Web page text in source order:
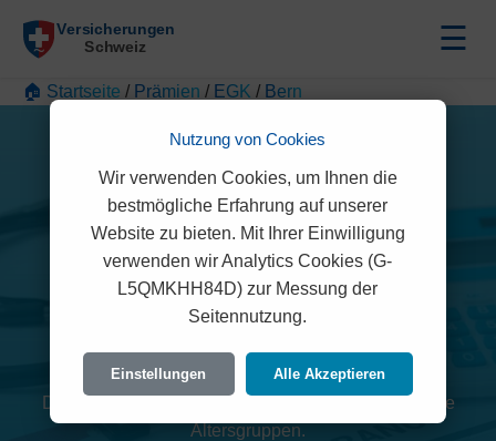
☰
🏠 Startseite / Prämien / EGK / Bern
EGK Prämien 2026 (Bern)
Detaillierte Übersicht der monatlichen Kosten für alle
Altersgruppen.
Nutzung von Cookies
Wir verwenden Cookies, um Ihnen die
bestmögliche Erfahrung auf unserer
Website zu bieten. Mit Ihrer Einwilligung
verwenden wir Analytics Cookies (G-
L5QMKHH84D) zur Messung der
Seitennutzung.
Einstellungen Alle Akzeptieren